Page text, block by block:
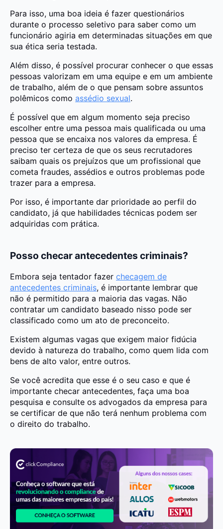
Para isso, uma boa ideia é fazer questionários
durante o processo seletivo para saber como um
funcionário agiria em determinadas situações em que
sua ética seria testada.
Além disso, é possível procurar conhecer o que essas
pessoas valorizam em uma equipe e em um ambiente
de trabalho, além de o que pensam sobre assuntos
polêmicos como assédio sexual.
É possível que em algum momento seja preciso
escolher entre uma pessoa mais qualificada ou uma
pessoa que se encaixa nos valores da empresa. É
preciso ter certeza de que os seus recrutadores
saibam quais os prejuízos que um profissional que
cometa fraudes, assédios e outros problemas pode
trazer para a empresa.
Por isso, é importante dar prioridade ao perfil do
candidato, já que habilidades técnicas podem ser
adquiridas com prática.
Posso checar antecedentes criminais?
Embora seja tentador fazer checagem de
antecedentes criminais, é importante lembrar que
não é permitido para a maioria das vagas. Não
contratar um candidato baseado nisso pode ser
classificado como um ato de preconceito.
Existem algumas vagas que exigem maior fidúcia
devido à natureza do trabalho, como quem lida com
bens de alto valor, entre outros.
Se você acredita que esse é o seu caso e que é
importante checar antecedentes, faça uma boa
pesquisa e consulte os advogados da empresa para
se certificar de que não terá nenhum problema com
o direito do trabalho.